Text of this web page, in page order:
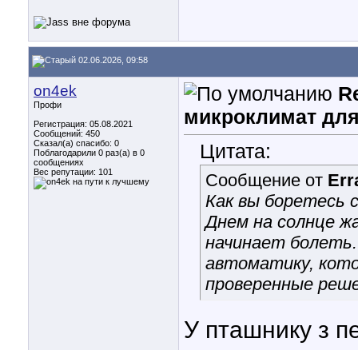
02.06.2026, 09:58
on4ek
Профи
Регистрация: 05.08.2021
Сообщений: 450
Сказал(а) спасибо: 0
Поблагодарили 0 раз(а) в 0
сообщениях
Вес репутации: 101
микроклимат
Цитата:
Сообщение от
Как вы боретесь
Днем на солнце
начинает
автоматику,
проверенные
У пташнику з